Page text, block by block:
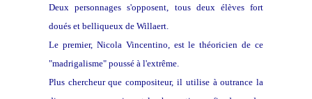
Deux personnages s'opposent, tous deux élèves fort
doués et belliqueux de Willaert.
Le premier, Nicola Vincentino, est le théoricien de ce
"madrigalisme" poussé à l'extrême.
Plus chercheur que compositeur, il utilise à outrance la